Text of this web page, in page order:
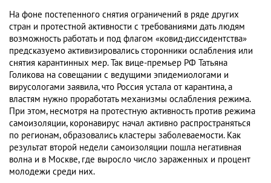
На фоне постепенного снятия ограничений в ряде других
стран и протестной активности с требованиями дать людям
возможность работать и под флагом «ковид-диссидентства»
предсказуемо активизировались сторонники ослабления или
снятия карантинных мер. Так вице-премьер РФ Татьяна
Голикова на совещании с ведущими эпидемиологами и
вирусологами заявила, что Россия устала от карантина, а
властям нужно проработать механизмы ослабления режима.
При этом, несмотря на протестную активность против режима
самоизоляции, коронавирус начал активно распространяться
по регионам, образовались кластеры заболеваемости. Как
результат второй недели самоизоляции пошла негативная
волна и в Москве, где выросло число зараженных и процент
молодежи среди них.